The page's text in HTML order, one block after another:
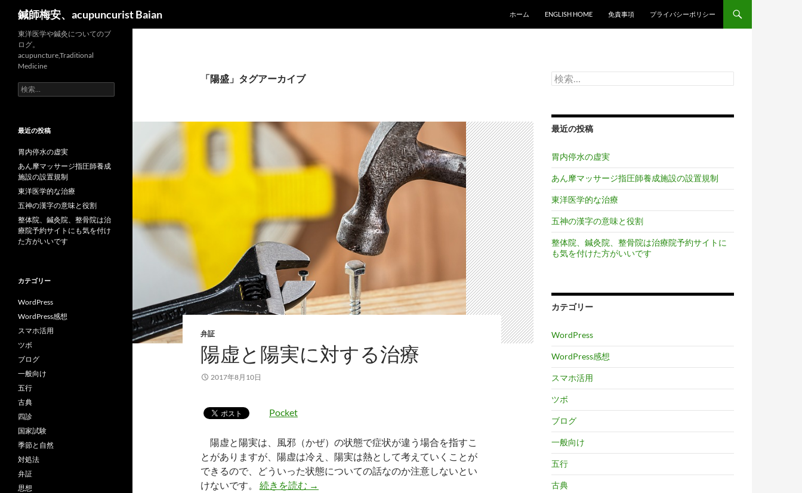
鍼師梅安、acupuncurist Baian
ホーム
ENGLISH HOME 免責事項 プライバシーポリシー
「陽盛」タグアーカイブ
弁証
陽虚と陽実に対する治療
2017年8月10日
Pocket
陽虚と陽実は、風邪（かぜ）の状態で症状が違う場合を指すこ
とがありますが、陽虚は冷え、陽実は熱として考えていくことが
できるので、どういった状態についての話なのか注意しないとい
けないです。 続きを読む 陽虚と陽実に対する治療
→
検
索:
最近の投稿
胃内停水の虚実
あん摩マッサージ指圧師養成施設の設置規制
東洋医学的な治療
五神の漢字の意味と役割
整体院、鍼灸院、整骨院は治療院予約サイトに
も気を付けた方がいいです
カテゴリー
WordPress
WordPress感想
スマホ活用
ツボ
ブログ
一般向け
五行
古典
東洋医学や鍼灸についてのブ
ログ。
acupuncture,Traditional
Medicine
検
索:
最近の投稿
胃内停水の虚実
あん摩マッサージ指圧師養成
施設の設置規制
東洋医学的な治療
五神の漢字の意味と役割
整体院、鍼灸院、整骨院は治
療院予約サイトにも気を付け
た方がいいです
カテゴリー
WordPress
WordPress感想
スマホ活用
ツボ
ブログ
一般向け
五行
古典
四診
国家試験
季節と自然
対処法
弁証
思想